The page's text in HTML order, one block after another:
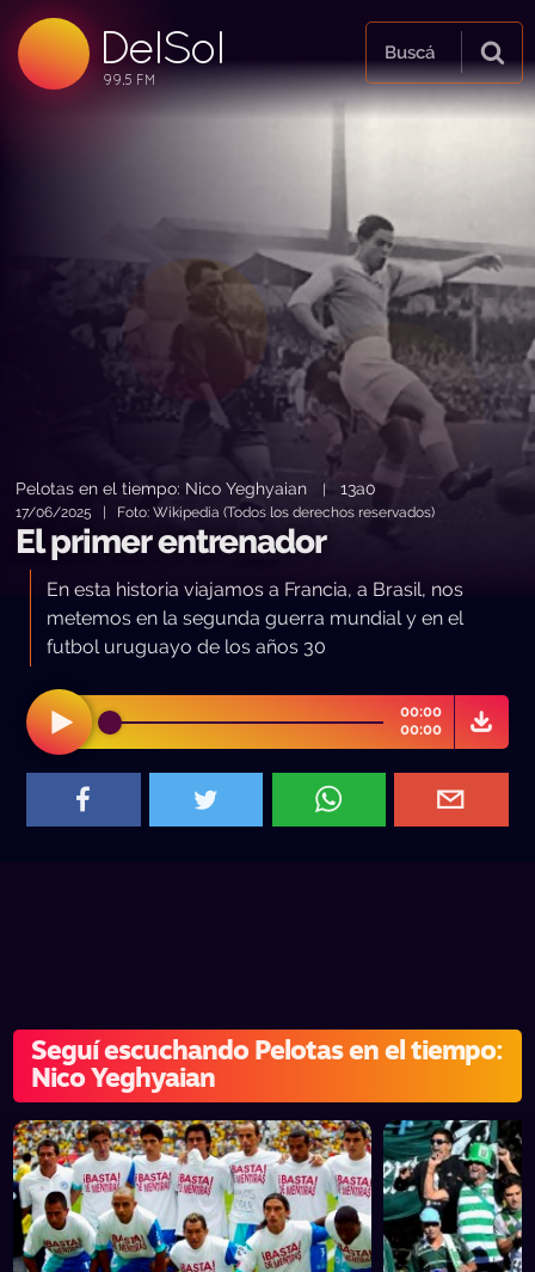
DelSol
99.5 FM
99.5 FM
99.5 FM
Buscá
Pelotas en el tiempo: Nico Yeghyaian |13a0
17/06/2025 | Foto: Wikipedia (Todos los derechos reservados)
El primer entrenador
En esta historia viajamos a Francia, a Brasil, nos
metemos en la segunda guerra mundial y en el
futbol uruguayo de los años 30
00:00
00:00
Seguí escuchando Pelotas en el tiempo:
Nico Yeghyaian